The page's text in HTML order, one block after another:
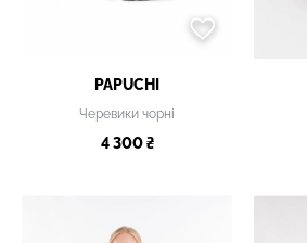
PAPUCHI
Черевики чорні
4 300 ₴